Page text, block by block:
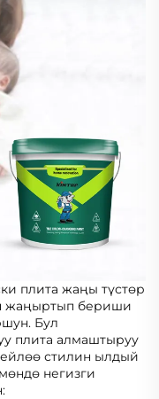
плита жаңы түстөр
жаңыртып бериши
Бул
плита алмаштыруу
стилин ылдый
негизги